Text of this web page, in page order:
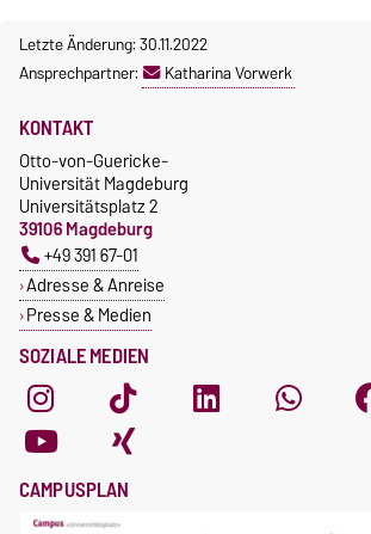
Letzte Änderung: 30.11.2022
Ansprechpartner:
Katharina Vorwerk
SOZIALE MEDIEN
KONTAKT
Otto-von-Guericke-
Universität Magdeburg
Universitätsplatz 2
39106 Magdeburg
+49 391 67-01
Adresse & Anreise
Presse & Medien
CAMPUSPLAN